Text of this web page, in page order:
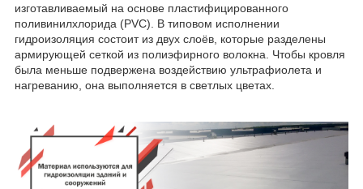
изготавливаемый на основе пластифицированного
поливинилхлорида (PVC). В типовом исполнении
гидроизоляция состоит из двух слоёв, которые разделены
армирующей сеткой из полиэфирного волокна. Чтобы кровля
была меньше подвержена воздействию ультрафиолета и
нагреванию, она выполняется в светлых цветах.